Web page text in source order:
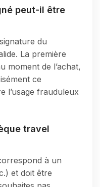
peut-il être
du
La première
moment de l’achat,
ce
l’usage frauduleux
travel
à un
et doit être